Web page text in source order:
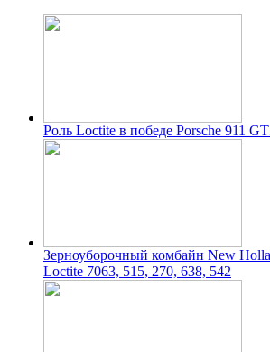
Роль Loctite в победе Porsche 911
Зерноуборочный комбайн New
Loctite 7063, 515, 270, 638, 542